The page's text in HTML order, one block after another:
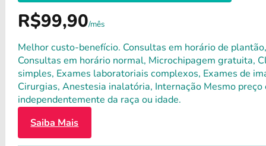
R$99,90/mês
Melhor custo-benefício. Consultas em horário de
Consultas em horário normal, Microchipagem gratuita,
simples, Exames laboratoriais complexos, Exames de
Cirurgias, Anestesia inalatória, Internação Mesmo
independentemente da raça ou idade.
Saiba Mais